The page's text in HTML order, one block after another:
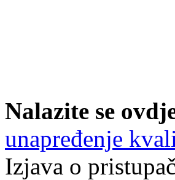
Nalazite se
unapređenje
Izjava o